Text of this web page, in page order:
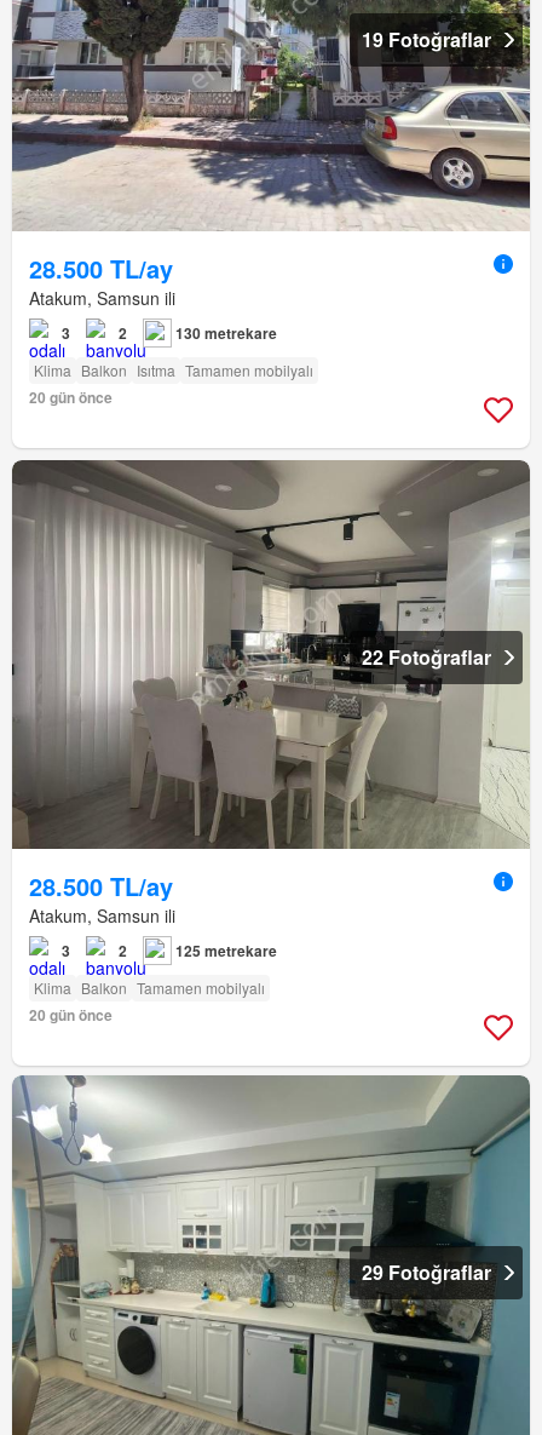
19 Fotoğraflar
28.500 TL/ay
Atakum, Samsun ili
3 2 130 metrekare
Klima Balkon Isıtma Tamamen mobilyalı
20 gün önce
22 Fotoğraflar
28.500 TL/ay
Atakum, Samsun ili
3 2 125 metrekare
Klima Balkon Tamamen mobilyalı
20 gün önce
29 Fotoğraflar